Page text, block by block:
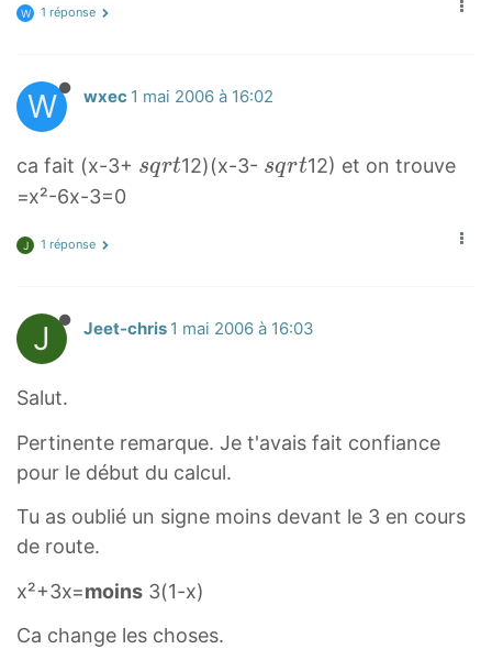
W 1 réponse
W wxec 1 mai 2006 à 16:02
ca fait (x-3+ s
r
sqrt12)(x-3- s
r
sqrt12) et on trouve
=x²-6x-3=0
J 1 réponse
J Jeet-chris 1 mai 2006 à 16:03
Salut.
Pertinente remarque. Je t'avais fait confiance
pour le début du calcul.
Tu as oublié un signe moins devant le 3 en cours
de route.
x²+3x=moins 3(1-x)
Ca change les choses.